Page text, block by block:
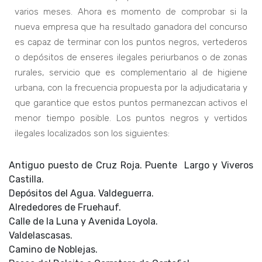
varios meses. Ahora es momento de comprobar si la
nueva empresa que ha resultado ganadora del concurso
es capaz de terminar con los puntos negros, vertederos
o depósitos de enseres ilegales periurbanos o de zonas
rurales, servicio que es complementario al de higiene
urbana, con la frecuencia propuesta por la adjudicataria y
que garantice que estos puntos permanezcan activos el
menor tiempo posible. Los puntos negros y vertidos
ilegales localizados son los siguientes:
Antiguo puesto de Cruz Roja. Puente Largo y Viveros
Castilla.
Depósitos del Agua. Valdeguerra.
Alrededores de Fruehauf.
Calle de la Luna y Avenida Loyola.
Valdelascasas.
Camino de Noblejas.